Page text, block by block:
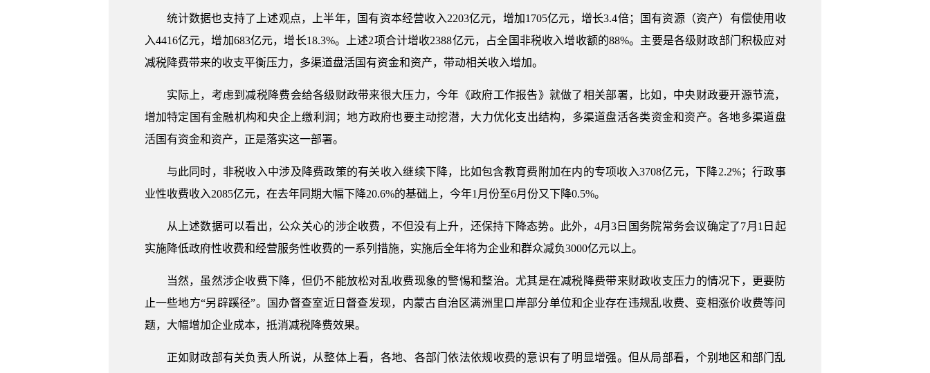
统计数据也支持了上述观点，上半年，国有资本经营收入2203亿元，增加1705亿元，增长3.4倍；国有资源（资产）有偿使用收
入4416亿元，增加683亿元，增长18.3%。上述2项合计增收2388亿元，占全国非税收入增收额的88%。主要是各级财政部门积极应对
减税降费带来的收支平衡压力，多渠道盘活国有资金和资产，带动相关收入增加。
实际上，考虑到减税降费会给各级财政带来很大压力，今年《政府工作报告》就做了相关部署，比如，中央财政要开源节流，
增加特定国有金融机构和央企上缴利润；地方政府也要主动挖潜，大力优化支出结构，多渠道盘活各类资金和资产。各地多渠道盘
活国有资金和资产，正是落实这一部署。
与此同时，非税收入中涉及降费政策的有关收入继续下降，比如包含教育费附加在内的专项收入3708亿元，下降2.2%；行政事
业性收费收入2085亿元，在去年同期大幅下降20.6%的基础上，今年1月份至6月份又下降0.5%。
从上述数据可以看出，公众关心的涉企收费，不但没有上升，还保持下降态势。此外，4月3日国务院常务会议确定了7月1日起
实施降低政府性收费和经营服务性收费的一系列措施，实施后全年将为企业和群众减负3000亿元以上。
当然，虽然涉企收费下降，但仍不能放松对乱收费现象的警惕和整治。尤其是在减税降费带来财政收支压力的情况下，更要防
止一些地方“另辟蹊径”。国办督查室近日督查发现，内蒙古自治区满洲里口岸部分单位和企业存在违规乱收费、变相涨价收费等问
题，大幅增加企业成本，抵消减税降费效果。
正如财政部有关负责人所说，从整体上看，各地、各部门依法依规收费的意识有了明显增强。但从局部看，个别地区和部门乱